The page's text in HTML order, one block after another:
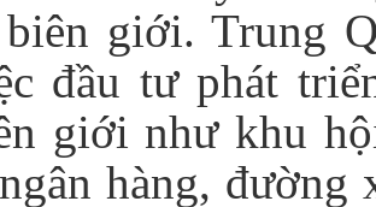
giới. Trung
đầu tư phát
giới như khu
hàng,